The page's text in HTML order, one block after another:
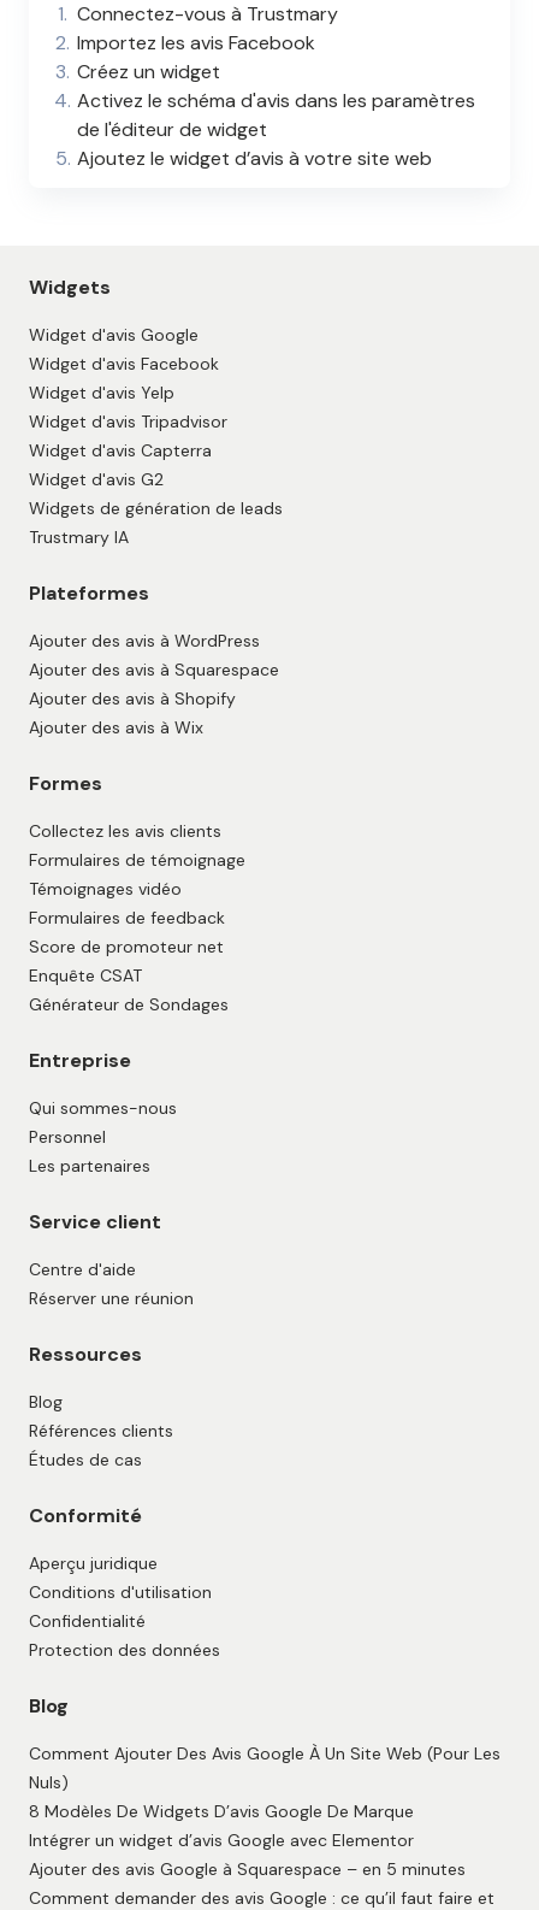
Connectez-vous à Trustmary
Importez les avis Facebook
Créez un widget
Activez le schéma d'avis dans les paramètres
de l'éditeur de widget
Ajoutez le widget d’avis à votre site web
Widgets
Widget d'avis Google
Widget d'avis Facebook
Widget d'avis Yelp
Widget d'avis Tripadvisor
Widget d'avis Capterra
Widget d'avis G2
Widgets de génération de leads
Trustmary IA
Plateformes
Ajouter des avis à WordPress
Ajouter des avis à Squarespace
Ajouter des avis à Shopify
Ajouter des avis à Wix
Formes
Collectez les avis clients
Formulaires de témoignage
Témoignages vidéo
Formulaires de feedback
Score de promoteur net
Enquête CSAT
Générateur de Sondages
Entreprise
Qui sommes-nous
Personnel
Les partenaires
Service client
Centre d'aide
Réserver une réunion
Ressources
Blog
Références clients
Études de cas
Conformité
Aperçu juridique
Conditions d'utilisation
Confidentialité
Protection des données
Blog
Comment Ajouter Des Avis Google À Un Site Web (Pour Les
Nuls)
8 Modèles De Widgets D’avis Google De Marque
Intégrer un widget d’avis Google avec Elementor
Ajouter des avis Google à Squarespace – en 5 minutes
Comment demander des avis Google : ce qu’il faut faire et